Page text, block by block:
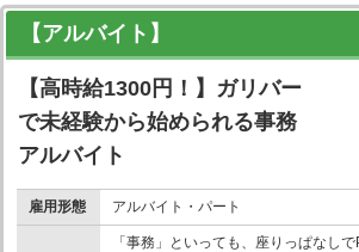
【アルバイト】
【高時給1300円！】ガリバー
で未経験から始められる事務
アルバイト
雇用形態 アルバイト・パート
「事務」といっても、座りっぱなし